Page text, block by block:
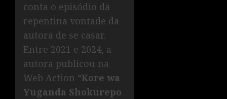
conta o episódio da
repentina vontade da
autora de se casar.
Entre 2021 e 2024, a
autora publicou na
Web Action “Kore wa
Yuganda Shokurepo